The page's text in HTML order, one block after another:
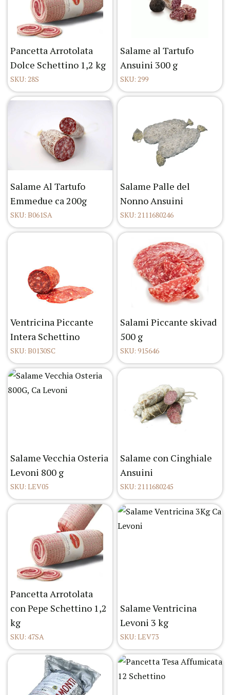
Pancetta Arrotolata
Dolce Schettino 1,2 kg
SKU: 28S
Salame al Tartufo
Ansuini 300 g
SKU: 299
Salame Al Tartufo
Emmedue ca 200g
SKU: B061SA
Salame Palle del
Nonno Ansuini
SKU: 2111680246
Ventricina Piccante
Intera Schettino
SKU: B0130SC
Salami Piccante skivad
500 g
SKU: 915646
Salame Vecchia Osteria
Levoni 800 g
SKU: LEV05
Salame con Cinghiale
Ansuini
SKU: 2111680245
Pancetta Arrotolata
con Pepe Schettino 1,2
kg
SKU: 47SA
Salame Ventricina
Levoni 3 kg
SKU: LEV73